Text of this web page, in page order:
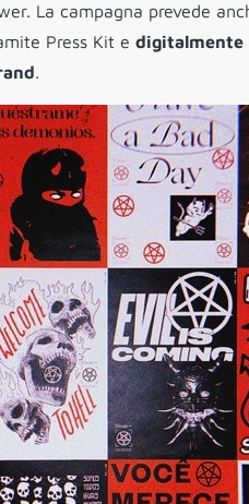
La campagna prevede
Press Kit e digitalmente
.